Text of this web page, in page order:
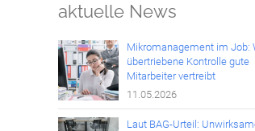
aktuelle News
Mikromanagement im Job:
übertriebene Kontrolle gute
Mitarbeiter vertreibt
11.05.2026
Laut BAG-Urteil: